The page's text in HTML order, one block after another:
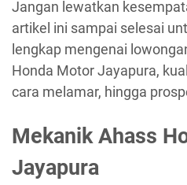
Jangan lewatkan
artikel ini sampai selesai
lengkap mengenai
Honda Motor Jayapura,
cara melamar, hingga
Mekanik Ahass
Jayapura